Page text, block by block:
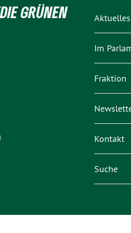
GRÜNEN
Im
Fraktion
Kontakt
Suche